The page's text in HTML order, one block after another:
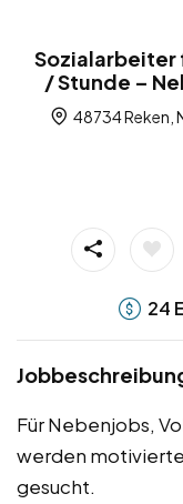
Sozialarbeiter
/ Stunde –
48734 Reken,
24
Für Nebenjobs,
werden
gesucht.